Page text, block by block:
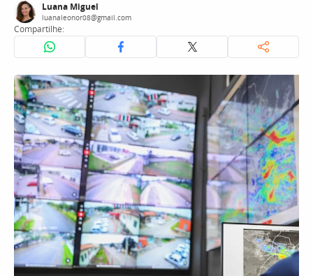
Luana Miguel
luanaleonor08@gmail.com
Compartilhe: